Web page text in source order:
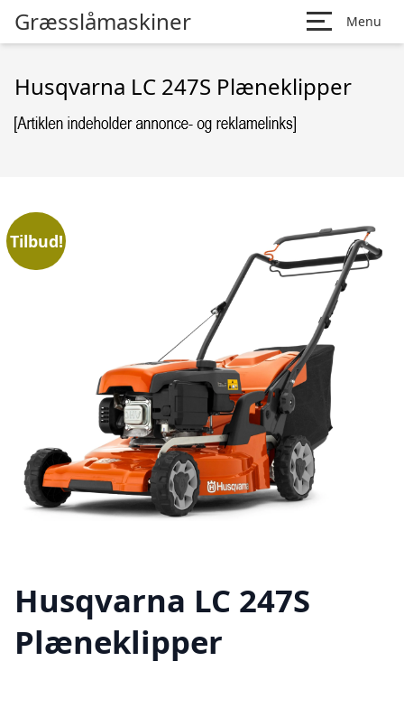
Græsslåmaskiner Menu
Husqvarna LC 247S Plæneklipper
Tilbud!
Husqvarna LC 247S
Plæneklipper